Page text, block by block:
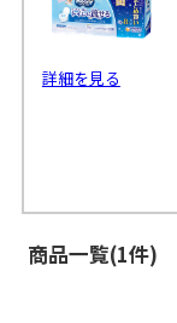
詳細を見る
商品一覧(1件)